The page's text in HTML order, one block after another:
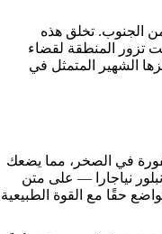
الجنوب. تخلق هذه
تزور المنطقة لقضاء
الشهير المتمثل في
في الصخر، مما يضعك
نياجارا — على متن
حقًا مع القوة الطبيعية